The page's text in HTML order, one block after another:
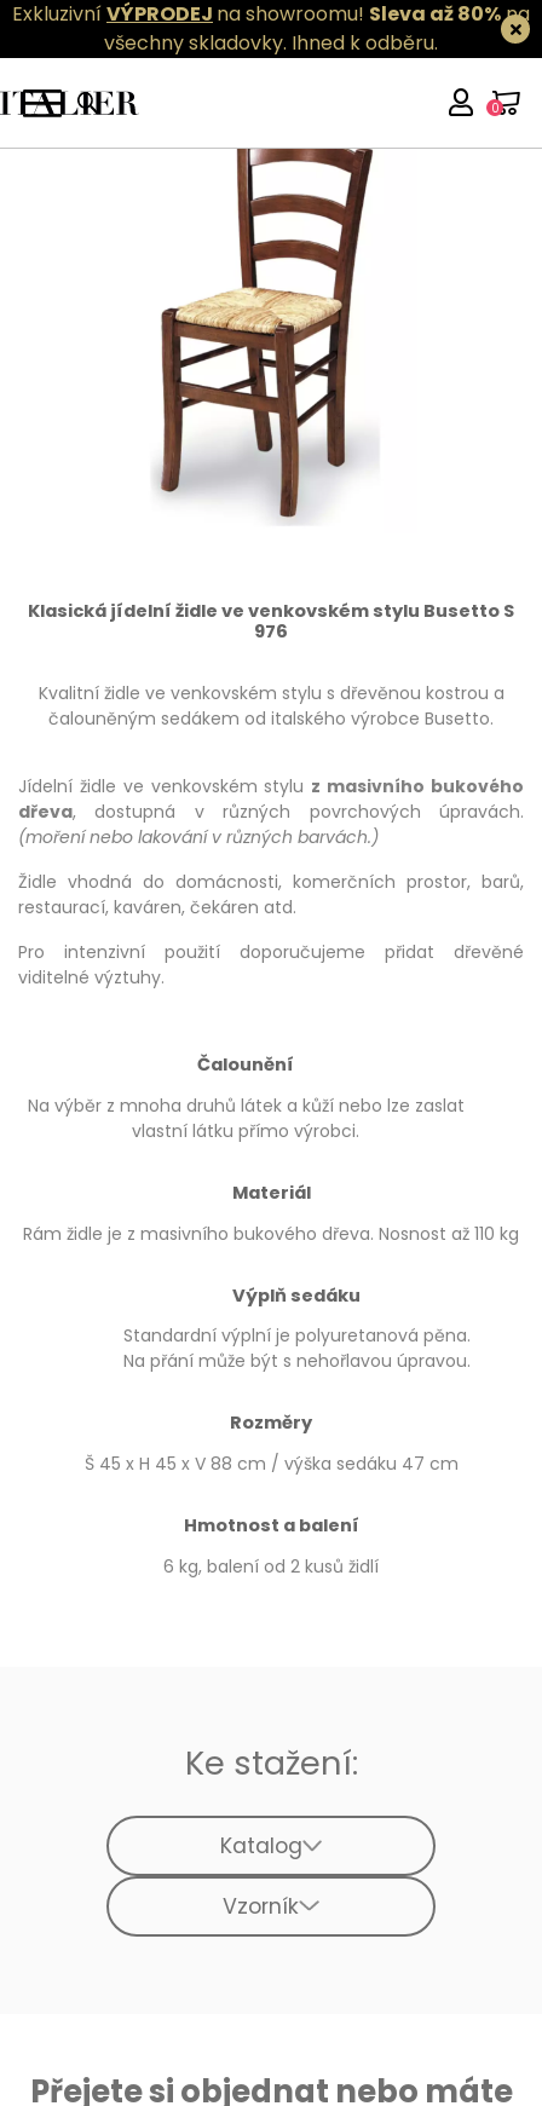
ExkluzivníVÝPRODEJ na showroomu! Sleva až 80%na
všechny skladovky. Ihned k odběru.
0
Klasická jídelní židle ve venkovském stylu Busetto S
976
Kvalitní židle ve venkovském stylu s dřevěnou kostrou a
čalouněným sedákem od italského výrobce Busetto.
Jídelní židle ve venkovském stylu z masivního bukového
dřeva, dostupná v různých povrchových úpravách.
(moření nebo lakování v různých barvách.)
Židle vhodná do domácnosti, komerčních prostor, barů,
restaurací, kaváren, čekáren atd.
Pro intenzivní použití doporučujeme přidat dřevěné
viditelné výztuhy.
Čalounění
Na výběr z mnoha druhů látek a kůží nebo lze zaslat
vlastní látku přímo výrobci.
Materiál
Rám židle je z masivního bukového dřeva. Nosnost až 110 kg
Výplň sedáku
Standardní výplní je polyuretanová pěna.
Na přání může být s nehořlavou úpravou.
Rozměry
Š 45 x H 45 x V 88 cm / výška sedáku 47 cm
Hmotnost a balení
6 kg, balení od 2 kusů židlí
Ke stažení:
Katalog
Vzorník
Přejete si objednat nebo máte